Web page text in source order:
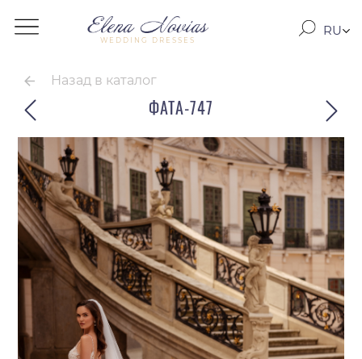
WEDDING DRESSES
RU
Назад в каталог
ФАТА-747